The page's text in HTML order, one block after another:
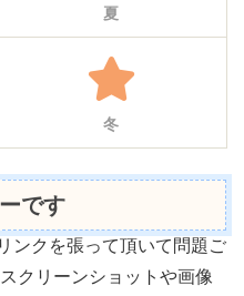
夏
冬
です
ンクを張って頂いて問題ご
クリーンショットや画像